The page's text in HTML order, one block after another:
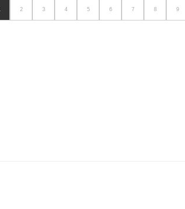
2 3 4 5 6 7 8 9